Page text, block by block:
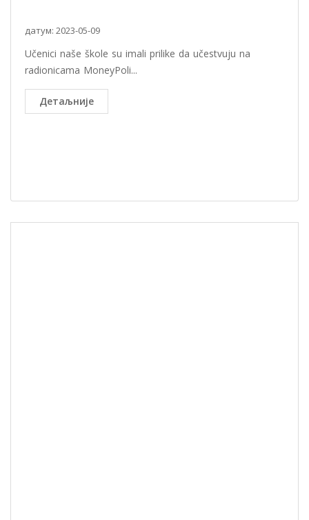
датум: 2023-05-09
Učenici naše škole su imali prilike da učestvuju na
radionicama MoneyPoli...
Детаљније